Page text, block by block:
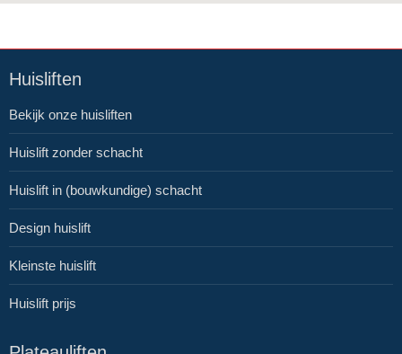
Huisliften
Bekijk onze huisliften
Huislift zonder schacht
Huislift in (bouwkundige) schacht
Design huislift
Kleinste huislift
Huislift prijs